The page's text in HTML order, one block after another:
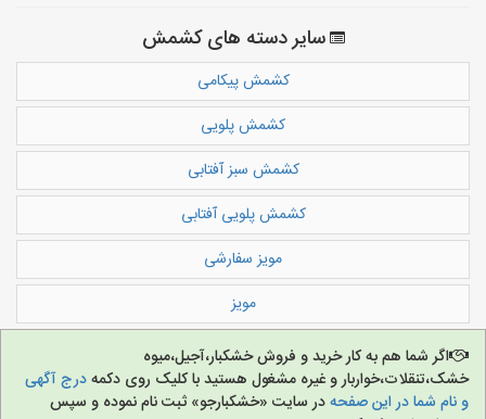
سایر دسته های کشمش
کشمش پیکامی
کشمش پلویی
کشمش سبز آفتابی
کشمش پلویی آفتابی
مویز سفارشی
مویز
اگر شما هم به کار خرید و فروش خشکبار،آجیل،میوه
خشک،تنقلات،خواربار و غیره مشغول هستید با کلیک روی دکمهدرج آگهی
و نام شما در این صفحهدر سایت «خشکبارجو» ثبت نام نموده و سپس